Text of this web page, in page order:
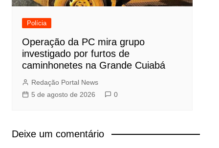
Polícia
Operação da PC mira grupo
investigado por furtos de
caminhonetes na Grande Cuiabá
Redação Portal News
5 de agosto de 2026
0
Deixe um comentário